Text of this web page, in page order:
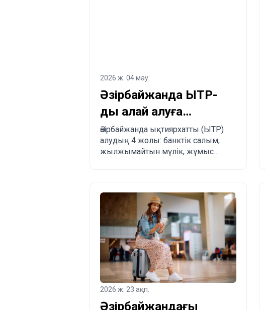
2026 ж. 04 мау.
Әзірбайжанда ЫТР-
ды қалай алуға
болады?
Заңдастырудың 4
Әзірбайжанда ықтиярхатты (ЫТР)
алудың 4 жолы: банктік салым,
жылжымайтын мүлік, жұмыс
2026 ж. 23 ақп.
Әзірбайжандағы